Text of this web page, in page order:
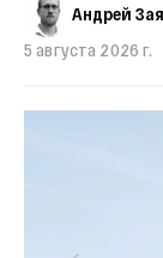
Андрей
5 августа 2026 г.